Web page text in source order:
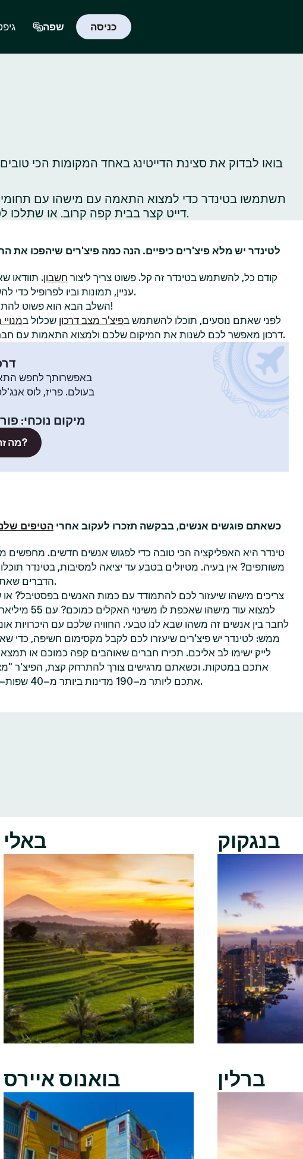
שפה כניסה
בואו לבדוק את סצינת הדייטינג באחד המקומות הכי
תשתמשו בטינדר כדי למצוא התאמה עם מישהו עם תחומי
דייט קצר בבית קפה קרוב. או שתלכו לטייל באתרי תיירות ברחבי העיר כדי לגלות, או לגלות‑מחדש, את כל הדברים הכי שווים שיש לעשות שם.
לטינדר יש מלא פיצ'רים כיפיים. הנה כמה פיצ'רים שיהפכו את
קודם כל, להשתמש בטינדר זה קל. פשוט צריך ליצור חשבון. תוודאו
עניין, תמונות וביו לפרופיל כדי להשוויץ באישיות שלכם.
השלב הבא הוא פשוט!
לפני שאתם נוסעים, תוכלו להשתמש בפיצ'ר מצב דרכון שכלול ב
דרכון מאפשר לכם לשנות את המיקום שלכם ולמצוא התאמות עם חברי טינדר בעיר אחרת.
באפשרותך לחפש
בעולם. פריז, לוס
מיקום נוכחי:
מה זה מצב דרכון?
כשאתם פוגשים אנשים, בבקשה תזכרו לעקוב אחרי הטיפים
טינדר היא האפליקציה הכי טובה כדי לפגוש אנשים חדשים. מחפשים
משותפים? אין בעיה. מטיולים בטבע עד יציאה למסיבות, בטינדר
הדברים שאתם הכי נהנים לעשות.
צריכים מישהו שיעזור לכם להתמודד עם כמות האנשים בפסטיבל?
למצוא עוד מישהו
לחבר בין אנשים זה משהו שבא לנו טבעי. החוויה שלכם עם היכרויות
ממש: לטינדר יש פיצ'רים שיעזרו לכם לקבל מקסימום חשיפה, כדי
לייק ישימו לב אליכם. תכירו חברים שאוהבים קפה כמוכם או
אתכם במטקות. וכשאתם מרגישים צורך להתרחק קצת, הפיצ'ר
אתכם ליותר מ–190 מדינות ביותר מ–40 שפות—הכל אפשרי בטינדר.
באלי
בואנוס איירס
בנגקוק
ברלין